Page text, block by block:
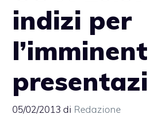
indizi per
05/02/2013 di Redazione